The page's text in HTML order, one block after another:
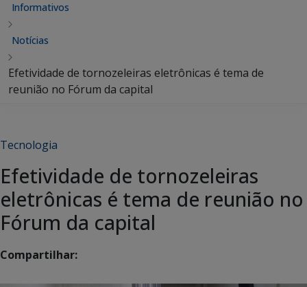
Informativos
Notícias
Efetividade de tornozeleiras eletrônicas é tema de
reunião no Fórum da capital
Tecnologia
Efetividade de tornozeleiras
eletrônicas é tema de reunião no
Fórum da capital
Compartilhar: